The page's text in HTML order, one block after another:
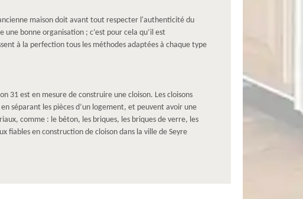
maison doit avant tout respecter l'authenticité du
bonne organisation ; c’est pour cela qu’il est
à la perfection tous les méthodes adaptées à chaque type
31 est en mesure de construire une cloison. Les cloisons
séparant les pièces d’un logement, et peuvent avoir une
comme : le béton, les briques, les briques de verre, les
fiables en construction de cloison dans la ville de Seyre